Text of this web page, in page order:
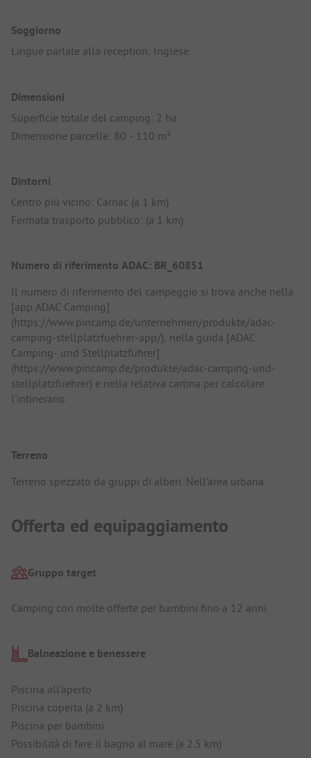
Soggiorno
Lingue parlate alla reception: Inglese
Dimensioni
Superficie totale del camping: 2 ha
Dimensione parcelle: 80 - 110 m²
Dintorni
Centro più vicino: Carnac (a 1 km)
Fermata trasporto pubblico: (a 1 km)
Numero di riferimento ADAC: BR_60851
Il numero di riferimento del campeggio si trova anche nella
[app ADAC Camping]
(https://www.pincamp.de/unternehmen/produkte/adac-
camping-stellplatzfuehrer-app/), nella guida [ADAC
Camping- und Stellplatzführer]
(https://www.pincamp.de/produkte/adac-camping-und-
stellplatzfuehrer) e nella relativa cartina per calcolare
l'intinerario.
Terreno
Terreno spezzato da gruppi di alberi. Nell'area urbana.
Offerta ed equipaggiamento
Gruppo target
Camping con molte offerte per bambini fino a 12 anni
Balneazione e benessere
Piscina all'aperto
Piscina coperta (a 2 km)
Piscina per bambini
Possibilità di fare il bagno al mare (a 2.5 km)